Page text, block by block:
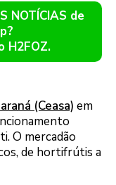
NOTÍCIAS de
H2FOZ.
(Ceasa) em
O mercadão
de hortifrútis a